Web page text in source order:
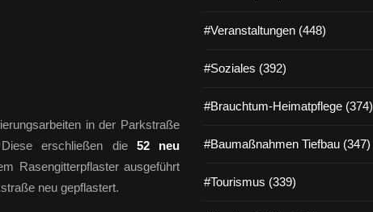
in der Parkstraße
erschließen die 52 neu
Rasengitterpflaster ausgeführt
neu gepflastert.
#Veranstaltungen (448)
#Soziales (392)
#Brauchtum-Heimatpflege (374)
#Baumaßnahmen Tiefbau (347)
#Tourismus (339)